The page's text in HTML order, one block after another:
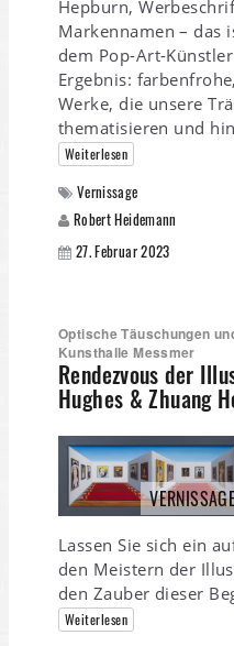
Hepburn,
Markennamen – das
dem Pop-Art-
Ergebnis:
Werke, die unsere
thematisieren und
Weiterlesen
Vernissage
Robert Heidemann
27. Februar 2023
Optische Täuschungen
Kunsthalle Messmer
Rendezvous der
Hughes & Zhuang
VERNISSAGE
Lassen Sie sich ein
den Meistern der
den Zauber dieser
Weiterlesen